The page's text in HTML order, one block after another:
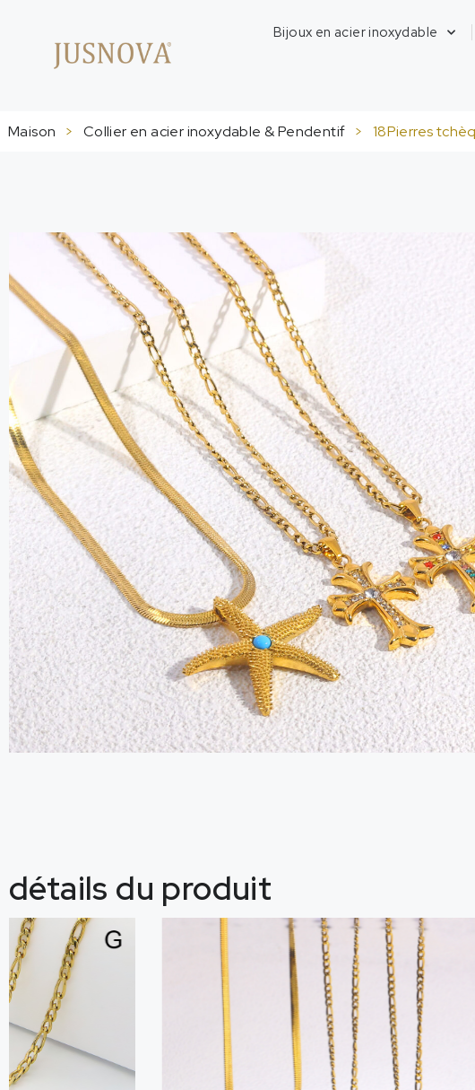
Bijoux en acier inoxydable
Maison > Collier en acier inoxydable & Pendentif > 18Pierres
détails du produit